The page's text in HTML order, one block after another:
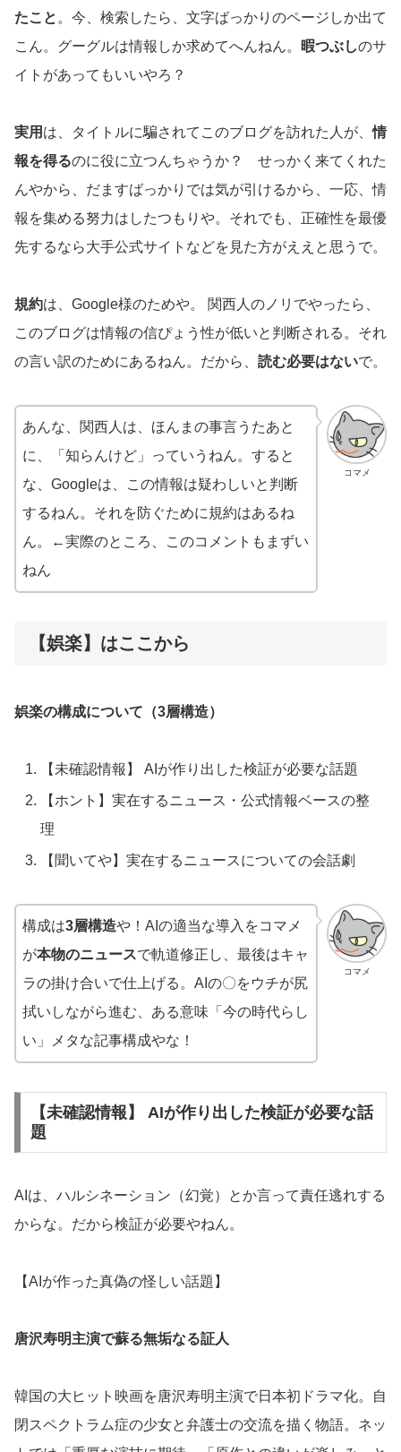
たこと 。今、検索したら、文字ばっかりのページしか出て
こん。グーグルは情報しか求めてへんねん。
暇つぶしのサ
イトがあってもいいやろ？
実用 は、タイトルに騙されてこのブログを訪れた人が、情
報を得るのに役に立つんちゃうか？ せっかく来てくれた
んやから、だますばっかりでは気が引けるから、一応、情
報を集める努力はしたつもりや。それでも、正確性を最優
先するなら大手公式サイトなどを見た方がええと思うで。
規約は、Google様のためや。 関西人のノリでやったら、
このブログは情報の信ぴょう性が低いと判断される。それ
の言い訳のためにあるねん。だから、 読む必要はないで。
コマメ
あんな、関西人は、ほんまの事言うたあと
に、「知らんけど」っていうねん。すると
な、Googleは、この情報は疑わしいと判断
するねん。それを防ぐために規約はあるね
ん。←実際のところ、このコメントもまずい
ねん
【娯楽】はここから
娯楽の構成について（3層構造）
【未確認情報】 AIが作り出した検証が必要な話題
【ホント】実在するニュース・公式情報ベースの整
理
【聞いてや】実在するニュースについての会話劇
コマメ
構成は3層構造や！AIの適当な導入をコマメ
が本物のニュースで軌道修正し、最後はキャ
ラの掛け合いで仕上げる。AIの〇をウチが尻
拭いしながら進む、ある意味「今の時代らし
い」メタな記事構成やな！
【未確認情報】 AIが作り出した検証が必要な話
題
AIは、ハルシネーション（幻覚）とか言って責任逃れする
からな。だから検証が必要やねん。
【AIが作った真偽の怪しい話題】
唐沢寿明主演で蘇る無垢なる証人
韓国の大ヒット映画を唐沢寿明主演で日本初ドラマ化。自
閉スペクトラム症の少女と弁護士の交流を描く物語。ネッ